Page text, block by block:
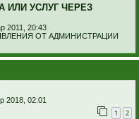
ИЛИ УСЛУГ ЧЕРЕЗ
2011, 20:43
ОТ АДМИНИСТРАЦИИ
2018, 02:01
1 2